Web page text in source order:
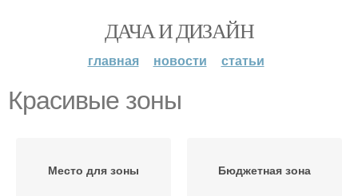
ДАЧА И ДИЗАЙН
главная новости статьи
Красивые зоны
Место для зоны Бюджетная зона